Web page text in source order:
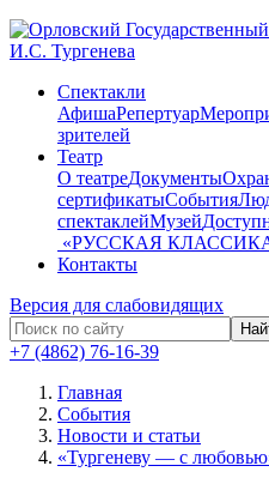
Спектакли
АфишаРепертуар
зрителей
Театр
О театреДокументы
сертификатыСобытия
спектаклейМузей
«РУССКАЯ
Контакты
Версия для слабовидящих
+7 (4862) 76-16-39
Главная
События
Новости и статьи
«Тургеневу — с